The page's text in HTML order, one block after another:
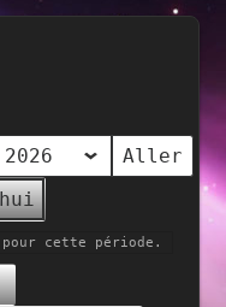
pour cette période.